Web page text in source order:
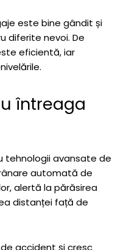
este bine gândit și
diferite nevoi. De
eficientă, iar
întreaga
tehnologii avansate de
automată de
alertă la părăsirea
distanței față de